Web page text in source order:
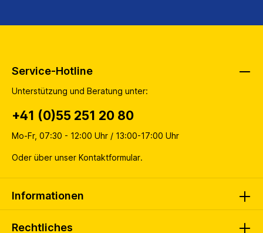
Service-Hotline
Unterstützung und Beratung unter:
+41 (0)55 251 20 80
Mo-Fr, 07:30 - 12:00 Uhr / 13:00-17:00 Uhr
Oder über unser Kontaktformular.
Informationen
Rechtliches